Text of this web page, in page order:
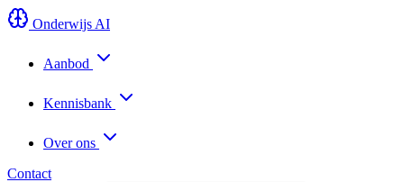
Onderwijs AI
Aanbod
Kennisbank
Over ons
Contact